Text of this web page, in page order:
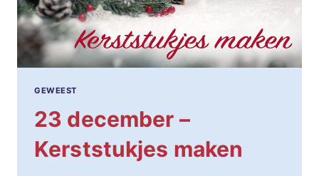
GEWEEST
23 december –
Kerststukjes maken